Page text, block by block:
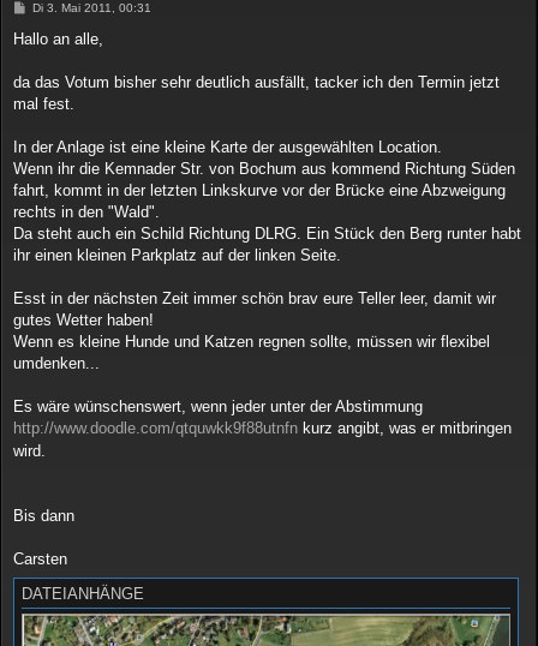
B
i
a
Di 3. Mai 2011, 00:31
Hallo an alle,
da das Votum bisher sehr deutlich ausfällt, tacker ich den Termin jetzt
mal fest.
In der Anlage ist eine kleine Karte der ausgewählten Location.
Wenn ihr die Kemnader Str. von Bochum aus kommend Richtung Süden
fahrt, kommt in der letzten Linkskurve vor der Brücke eine Abzweigung
rechts in den "Wald".
Da steht auch ein Schild Richtung DLRG. Ein Stück den Berg runter habt
ihr einen kleinen Parkplatz auf der linken Seite.
Esst in der nächsten Zeit immer schön brav eure Teller leer, damit wir
gutes Wetter haben!
Wenn es kleine Hunde und Katzen regnen sollte, müssen wir flexibel
umdenken...
Es wäre wünschenswert, wenn jeder unter der Abstimmung
http://www.doodle.com/qtquwkk9f88utnfn kurz angibt, was er mitbringen
wird.
Bis dann
Carsten
DATEIANHÄNGE